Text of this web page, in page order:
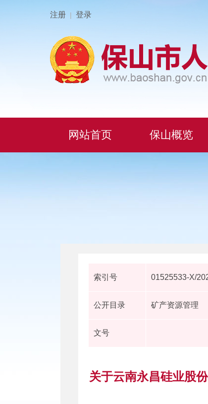
注册 | 登录
网站首页 保山概览
索引号 01525533-X/
公开目录 矿产资源管理
文号
关于云南永昌硅业股